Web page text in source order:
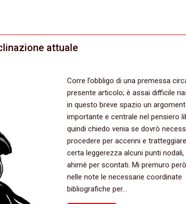
attuale
Corre l’obbligo di una premessa
presente articolo; è assai difficile
in questo breve spazio un
importante e centrale nel pensiero
quindi chiedo venia se dovrò
procedere per accenni e
certa leggerezza alcuni punti nodali,
ahimè per scontati. Mi premuro
nelle note le necessarie coordinate
bibliografiche per…